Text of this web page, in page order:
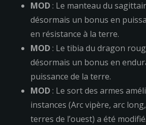
MOD: Le manteau du
désormais un bonus en
en résistance à la terre.
MOD: Le tibia du dragon
désormais un bonus en
puissance de la terre.
MOD: Le sort des armes
instances (Arc vipère, arc
terres de l’ouest) a été